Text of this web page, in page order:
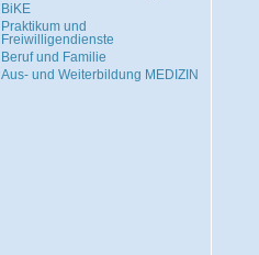
BiKE
Praktikum und
Freiwilligendienste
Beruf und Familie
Aus- und Weiterbildung MEDIZIN